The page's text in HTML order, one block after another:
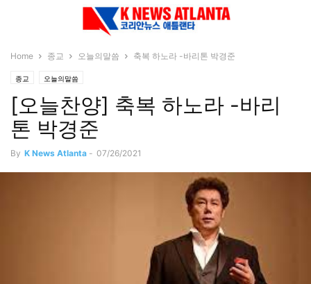
Home 종교 오늘의말씀 축복 하노라 -바리톤 박경준
종교 오늘의말씀
[오늘찬양] 축복 하노라 -바리
톤 박경준
By K News Atlanta - 07/26/2021